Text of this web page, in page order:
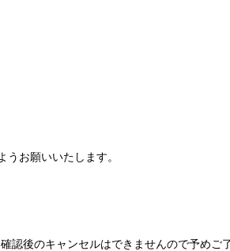
お願いいたします。
後のキャンセルはできませんので予めご